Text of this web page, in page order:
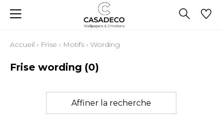
Accueil › Frise › Motifs › Wording
Frise wording (0)
Affiner la recherche